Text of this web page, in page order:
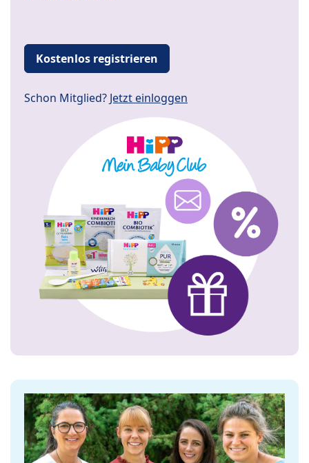
Kostenlos registrieren
Schon Mitglied? Jetzt einloggen